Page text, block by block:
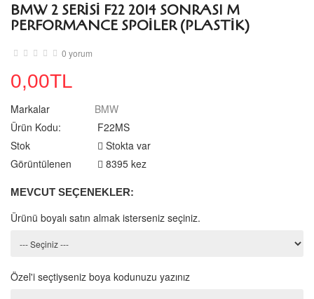
BMW 2 SERISI F22 2014 SONRASI M
PERFORMANCE SPOILER (PLASTIK)
0 yorum
0,00TL
Markalar
BMW
Ürün Kodu:
F22MS
Stok
Stokta var
Görüntülenen
8395 kez
MEVCUT SEÇENEKLER:
Ürünü boyalı satın almak isterseniz seçiniz.
Özel'i seçtiyseniz boya kodunuzu yazınız